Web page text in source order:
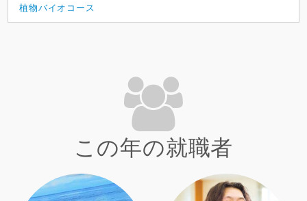
植物バイオコース
この年の就職者